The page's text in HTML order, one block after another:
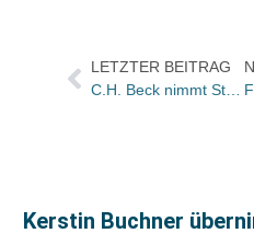
LETZTER BEITRAG
C.H. Beck nimmt Stellung zu Plagiatsvorwürfen gegen das Buch „Große Seeschlachten. Wendepunkte der Weltgeschichte von Salamis bis Skagerrak“
Kerstin Buchner